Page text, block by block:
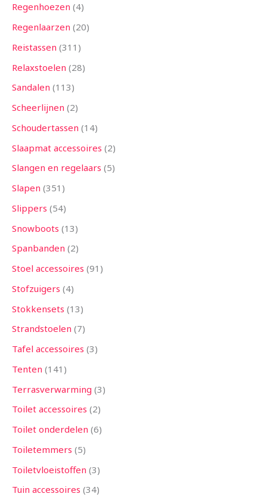
Regenhoezen 4
Regenlaarzen 20
Reistassen 311
Relaxstoelen 28
Sandalen 113
Scheerlijnen 2
Schoudertassen 14
Slaapmat accessoires 2
Slangen en regelaars 5
Slapen 351
Slippers 54
Snowboots 13
Spanbanden 2
Stoel accessoires 91
Stofzuigers 4
Stokkensets 13
Strandstoelen 7
Tafel accessoires 3
Tenten 141
Terrasverwarming 3
Toilet accessoires 2
Toilet onderdelen 6
Toiletemmers 5
Toiletvloeistoffen 3
Tuin accessoires 34